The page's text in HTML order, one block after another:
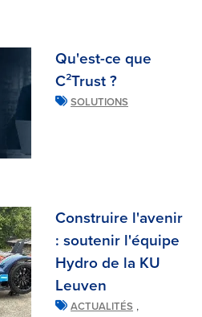
Qu'est-ce que
C²Trust ?
SOLUTIONS
Construire l'avenir
: soutenir l'équipe
Hydro de la KU
Leuven
ACTUALITÉS ,